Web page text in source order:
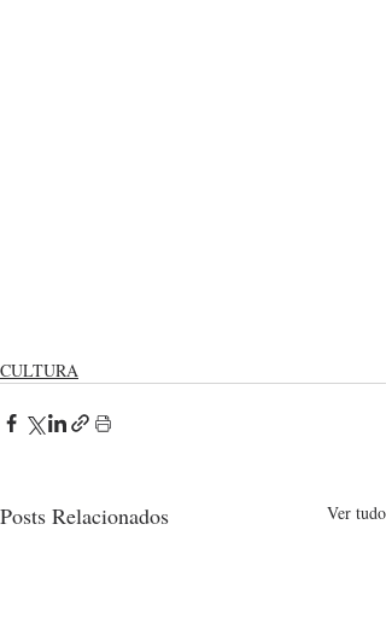
CULTURA
Posts Relacionados Ver tudo